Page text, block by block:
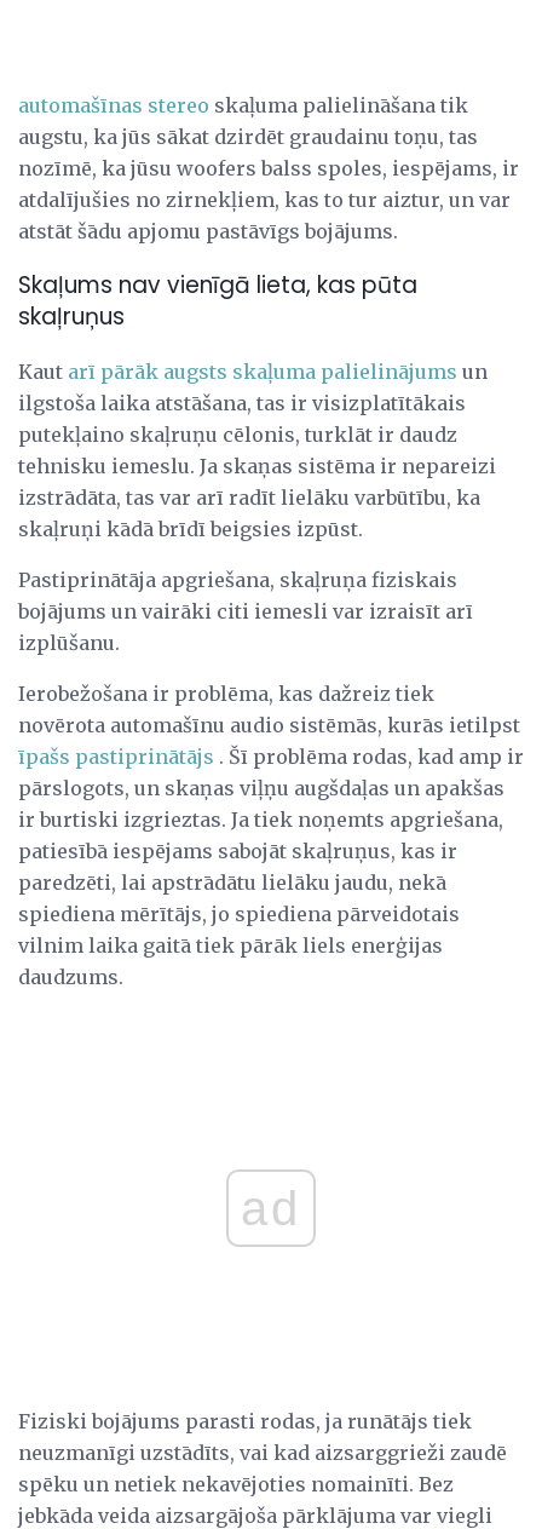
automašīnas stereo skaļuma palielināšana tik
augstu, ka jūs sākat dzirdēt graudainu toņu, tas
nozīmē, ka jūsu woofers balss spoles, iespējams, ir
atdalījušies no zirnekļiem, kas to tur aiztur, un var
atstāt šādu apjomu pastāvīgs bojājums.
Skaļums nav vienīgā lieta, kas pūta
skaļruņus
Kaut arī pārāk augsts skaļuma palielinājums un
ilgstoša laika atstāšana, tas ir visizplatītākais
putekļaino skaļruņu cēlonis, turklāt ir daudz
tehnisku iemeslu. Ja skaņas sistēma ir nepareizi
izstrādāta, tas var arī radīt lielāku varbūtību, ka
skaļruņi kādā brīdī beigsies izpūst.
Pastiprinātāja apgriešana, skaļruņa fiziskais
bojājums un vairāki citi iemesli var izraisīt arī
izplūšanu.
Ierobežošana ir problēma, kas dažreiz tiek
novērota automašīnu audio sistēmās, kurās ietilpst
īpašs pastiprinātājs . Šī problēma rodas, kad amp ir
pārslogots, un skaņas viļņu augšdaļas un apakšas
ir burtiski izgrieztas. Ja tiek noņemts apgriešana,
patiesībā iespējams sabojāt skaļruņus, kas ir
paredzēti, lai apstrādātu lielāku jaudu, nekā
spiediena mērītājs, jo spiediena pārveidotais
vilnim laika gaitā tiek pārāk liels enerģijas
daudzums.
ad
Fiziski bojājums parasti rodas, ja runātājs tiek
neuzmanīgi uzstādīts, vai kad aizsarggrieži zaudē
spēku un netiek nekavējoties nomainīti. Bez
jebkāda veida aizsargājoša pārklājuma var viegli